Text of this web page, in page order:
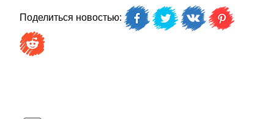
Поделиться новостью: